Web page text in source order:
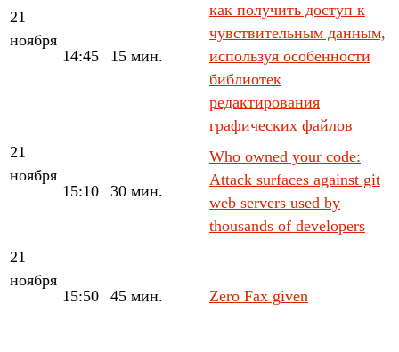
21
ноября
14:45
15 мин.
как получить доступ к
чувствительным данным,
используя особенности
библиотек
редактирования
графических файлов
21
ноября
15:10
30 мин.
Who owned your code:
Attack surfaces against git
web servers used by
thousands of developers
21
ноября
15:50
45 мин. Zero Fax given